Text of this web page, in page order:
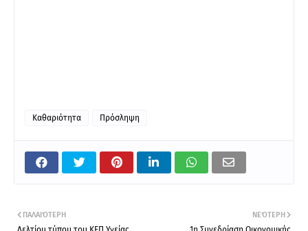
Καθαριότητα Πρόσληψη
ΝΕΌΤΕΡΗ
ΠΑΛΑΙΌΤΕΡΗ